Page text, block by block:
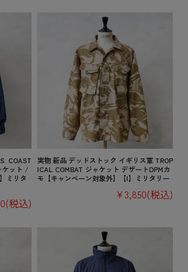
COAST
ケット /
ミリタ
(税込)
実物 新品 デッドストック イギリス軍 TROP
ICAL COMBAT ジャケット デザートDPMカ
モ【キャンペーン対象外】【I】ミリタリー
¥3,850(税込)